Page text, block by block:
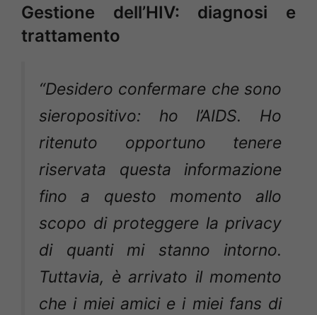
Gestione dell’HIV: diagnosi e
trattamento
“Desidero confermare che sono
sieropositivo: ho l’AIDS. Ho
ritenuto opportuno tenere
riservata questa informazione
fino a questo momento allo
scopo di proteggere la privacy
di quanti mi stanno intorno.
Tuttavia, è arrivato il momento
che i miei amici e i miei fans di